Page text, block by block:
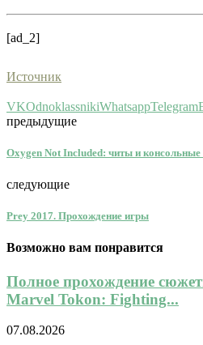
[ad_2]
Источник
VKOdnoklassnikiWhatsappTelegram
предыдущие
Oxygen Not Included: читы и
следующие
Prey 2017. Прохождение игры
Возможно вам понравится
Полное прохождение
Marvel Tokon: Fighting...
07.08.2026